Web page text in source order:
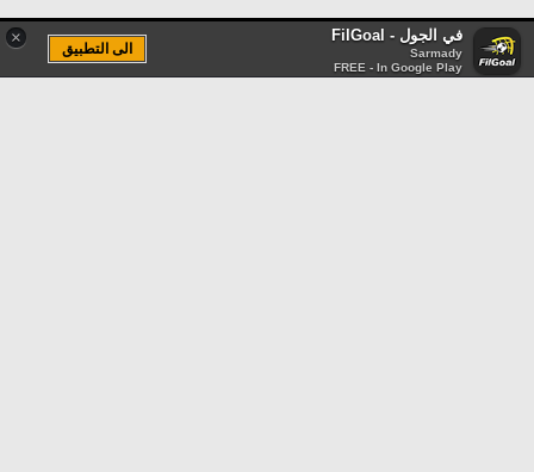
× في الجول - FilGoal
Sarmady
FREE - In Google Play
الى التطبيق